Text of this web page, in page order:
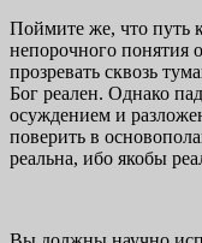
Поймите же, что путь
непорочного понятия
прозревать сквозь
Бог реален. Однако
осуждением и
поверить в
реальна, ибо якобы